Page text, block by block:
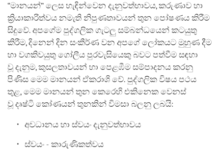
“මානයන්” ලෙස හැඳින්වෙන දැනුවත්භාවය, කරුණාව හා
ක්‍රියාකාරිත්වය නමැති නිපුණතාවයන් තුන පෝෂණය කිරීම
සිදුවේ. අපගේම පුද්ගලික ගැටලු සම්බන්ධයෙන් කටයුතු
කිරීම, දිනෙන් දින සංකීර්ණ වන අපගේ ලෝකයට මුහුණ දීම
හා වගකිවයුතු ගෝලීය පුරවැසියෙකු බවට පත්වීම සඳහා
වූ දැනුම, කුසලතාවයන් හා පෙළඹීම සම්පාදනය කරනු
පිණිස මෙම මානයන් ඒකරාශි වේ. පුද්ගලික විෂය පථය
තුළ, මෙම මානයන් තුන කෙරෙහි එකිනෙක වෙනස්
වූ දෘෂ්ටි කෝණයන් තුනකින් විමසා බලනු ලබයි:
අවධානය හා ස්වයං දැනුවත්භාවය
ස්වයං - කාරුණිකත්වය